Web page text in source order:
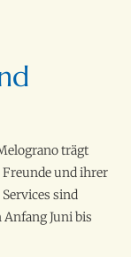
trägt
und ihrer
sind
Juni bis